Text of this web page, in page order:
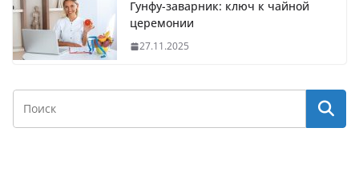
Гунфу-заварник: ключ к чайной
церемонии
27.11.2025